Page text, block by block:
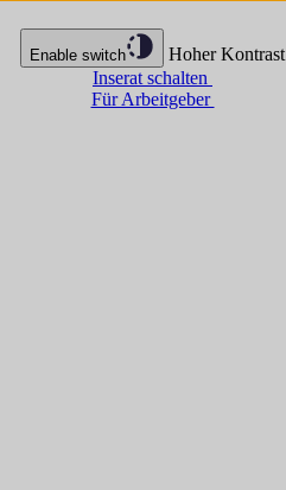
Enable switch
Hoher Kontrast
Inserat schalten
Für Arbeitgeber